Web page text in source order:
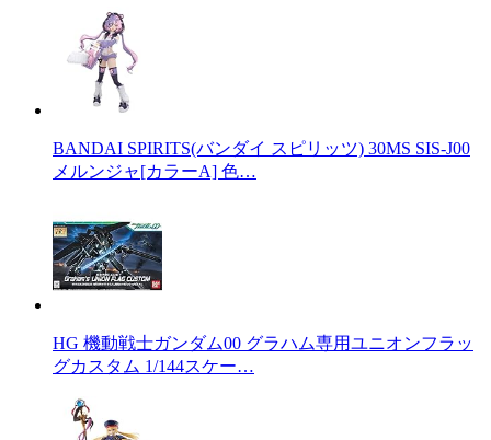
BANDAI SPIRITS(バンダイ スピリッツ) 30MS SIS-J00
メルンジャ[カラーA] 色…
HG 機動戦士ガンダム00 グラハム専用ユニオンフラッ
グカスタム 1/144スケー…